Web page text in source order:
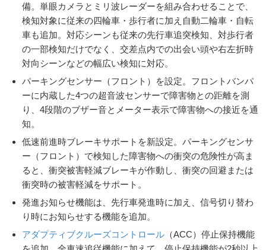
備。単眼カメラとミリ波レーダーを組み合わせることで、
検知対象に従来の四輪車・歩行者に加え自動二輪車・自転
車も追加。対応シーンも従来の先行車追突検知、対歩行者
の一部検知だけでなく、交差点内での出会い頭や右左折時
対向シーンなどの幅広い検知に対応。
パーキングセンサー（フロント）を設定。フロントバンパ
ーに内蔵した4つの超音波センサーで障害物との距離を測
り、4段階のブザー音とメーター表示で障害物への接近を通
知。
低速前進時ブレーキサポートを新設定。パーキングセンサ
ー（フロント）で検知した障害物への衝突の危険性が高ま
ると、衝突被害軽減ブレーキが作動し、衝突の回避または
衝突時の被害軽減をサポート。
発進お知らせ機能は、先行車発進時に加え、信号切り替わ
り時にお知らせする機能を追加。
アダプティブクルーズコントロール （ACC）停止保持機能